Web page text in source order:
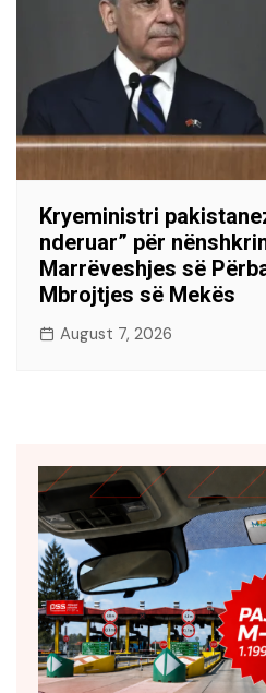
Kryeministri
nderuar” për
Marrëveshjes së
Mbrojtjes së Mekës
August 7, 2026